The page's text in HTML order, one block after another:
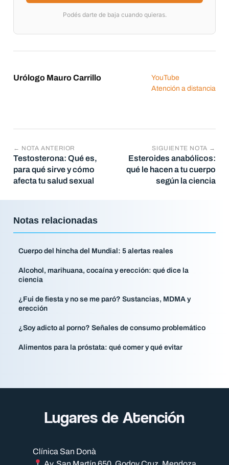
Podés darte de baja cuando quieras.
Urólogo Mauro Carrillo
YouTube
Atención a distancia
← NOTA ANTERIOR
Testosterona: Qué es,
para qué sirve y cómo
afecta tu salud sexual
SIGUIENTE NOTA →
Esteroides anabólicos:
qué le hacen a tu cuerpo
según la ciencia
Notas relacionadas
Cuerpo del hincha del Mundial: 5 alertas reales
Alcohol, marihuana, cocaína y erección: qué dice la
ciencia
¿Fui de fiesta y no se me paró? Sustancias, MDMA y
erección
¿Soy adicto al porno? Señales de consumo problemático
Alimentos para la próstata: qué comer y qué evitar
Lugares de Atención​
Clínica San Donà